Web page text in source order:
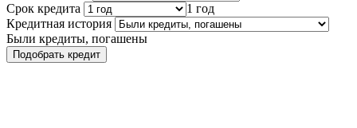
Срок кредита
1 год
Кредитная история
Были кредиты, погашены
Подобрать кредит